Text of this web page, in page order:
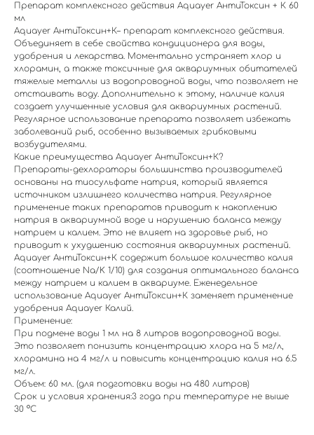
Препарат комплексного действия Aquayer АнтиТоксин + К 60
мл
Aquayer АнтиТоксин+К– препарат комплексного действия.
Объединяет в себе свойства кондиционера для воды,
удобрения и лекарства. Моментально устраняет хлор и
хлорамин, а также токсичные для аквариумных обитателей
тяжелые металлы из водопроводной воды, что позволяет не
отстаивать воду. Дополнительно к этому, наличие калия
создает улучшенные условия для аквариумных растений.
Регулярное использование препарата позволяет избежать
заболеваний рыб, особенно вызываемых грибковыми
возбудителями.
Какие преимущества Aquayer АнтиТоксин+К?
Препараты-дехлораторы большинства производителей
основаны на тиосульфате натрия, который является
источником излишнего количества натрия. Регулярное
применение таких препаратов приводит к накоплению
натрия в аквариумной воде и нарушению баланса между
натрием и калием. Это не влияет на здоровье рыб, но
приводит к ухудшению состояния аквариумных растений.
Aquayer АнтиТоксин+К содержит большое количество калия
(соотношение Na/K 1/10) для создания оптимального баланса
между натрием и калием в аквариуме. Еженедельное
использование Aquayer АнтиТоксин+К заменяет применение
удобрения Aquayer Калий.
Применение:
При подмене воды 1 мл на 8 литров водопроводной воды.
Это позволяет понизить концентрацию хлора на 5 мг/л,
хлорамина на 4 мг/л и повысить концентрацию калия на 6.5
мг/л.
Объем: 60 мл. (для подготовки воды на 480 литров)
Срок и условия хранения:3 года при температуре не выше
30 °С